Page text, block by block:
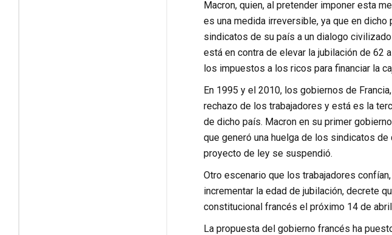
Macron, quien, al pretender imponer esta
es una medida irreversible, ya que en
sindicatos de su país a un dialogo
está en contra de elevar la jubilación de 62
los impuestos a los ricos para financiar la
En 1995 y el 2010, los gobiernos de
rechazo de los trabajadores y está es la
de dicho país. Macron en su primer
que generó una huelga de los sindicatos
proyecto de ley se suspendió.
Otro escenario que los trabajadores
incrementar la edad de jubilación, decrete
constitucional francés el próximo 14 de
La propuesta del gobierno francés ha